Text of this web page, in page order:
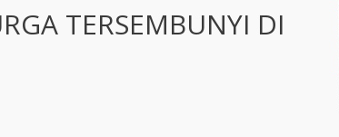
TERSEMBUNYI DI